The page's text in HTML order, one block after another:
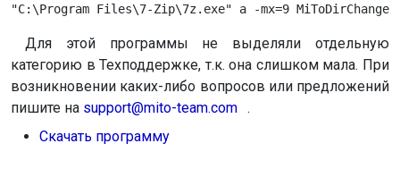
"C:\Program Files\7-Zip\7z.exe" a -mx=9
Для этой программы не выделяли отдельную
категорию в Техподдержке, т.к. она слишком мала. При
возникновении каких-либо вопросов или предложений
пишите на support@mito-team.com .
Скачать программу